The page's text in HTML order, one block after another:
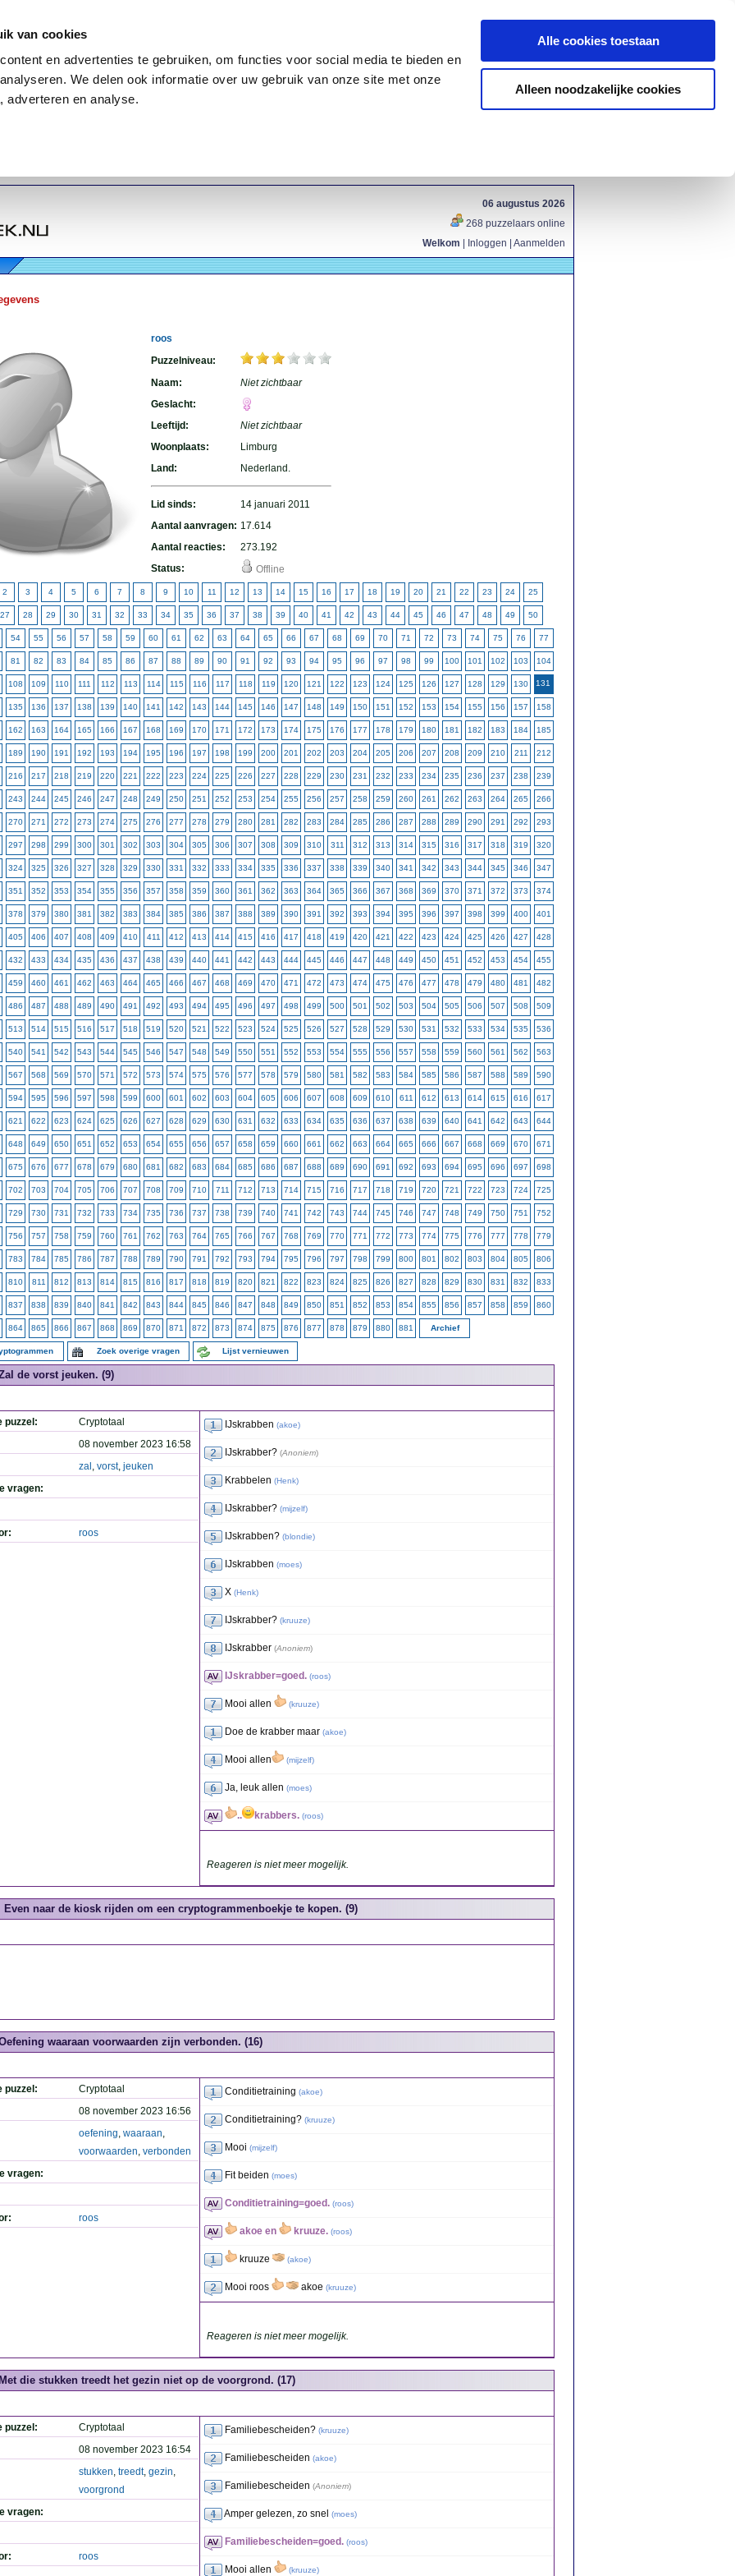
van cookies
en advertenties te gebruiken, om functies voor social media te bieden en
We delen ook informatie over uw gebruik van onze site met onze
adverteren en analyse.
Alle cookies toestaan
Alleen noodzakelijke cookies
06 augustus 2026
268 puzzelaars online
Welkom
Inloggen Aanmelden
roos
Puzzelniveau:
Naam:
Niet zichtbaar
Geslacht:
Leeftijd:
Niet zichtbaar
Woonplaats:
Limburg
Land:
Nederland.
Lid sinds:
14 januari 2011
Aantal aanvragen: 17.614
Aantal reacties:
273.192
Status:
Offline
2 3 4 5 6 7 8 9 10 11 12 13 14 15 16 17 18 19 20 21 22 23 24 25
27 28 29 30 31 32 33 34 35 36 37 38 39 40 41 42 43 44 45 46 47 48 49 50
54 55 56 57 58 59 60 61 62 63 64 65 66 67 68 69 70 71 72 73 74 75 76 77
81 82 83 84 85 86 87 88 89 90 91 92 93 94 95 96 97 98 99 100 101 102 103 104
108 109 110 111 112 113 114 115 116 117 118 119 120 121 122 123 124 125 126 127 128 129 130 131
135 136 137 138 139 140 141 142 143 144 145 146 147 148 149 150 151 152 153 154 155 156 157 158
162 163 164 165 166 167 168 169 170 171 172 173 174 175 176 177 178 179 180 181 182 183 184 185
189 190 191 192 193 194 195 196 197 198 199 200 201 202 203 204 205 206 207 208 209 210 211 212
216 217 218 219 220 221 222 223 224 225 226 227 228 229 230 231 232 233 234 235 236 237 238 239
243 244 245 246 247 248 249 250 251 252 253 254 255 256 257 258 259 260 261 262 263 264 265 266
270 271 272 273 274 275 276 277 278 279 280 281 282 283 284 285 286 287 288 289 290 291 292 293
297 298 299 300 301 302 303 304 305 306 307 308 309 310 311 312 313 314 315 316 317 318 319 320
324 325 326 327 328 329 330 331 332 333 334 335 336 337 338 339 340 341 342 343 344 345 346 347
351 352 353 354 355 356 357 358 359 360 361 362 363 364 365 366 367 368 369 370 371 372 373 374
378 379 380 381 382 383 384 385 386 387 388 389 390 391 392 393 394 395 396 397 398 399 400 401
405 406 407 408 409 410 411 412 413 414 415 416 417 418 419 420 421 422 423 424 425 426 427 428
432 433 434 435 436 437 438 439 440 441 442 443 444 445 446 447 448 449 450 451 452 453 454 455
459 460 461 462 463 464 465 466 467 468 469 470 471 472 473 474 475 476 477 478 479 480 481 482
486 487 488 489 490 491 492 493 494 495 496 497 498 499 500 501 502 503 504 505 506 507 508 509
513 514 515 516 517 518 519 520 521 522 523 524 525 526 527 528 529 530 531 532 533 534 535 536
540 541 542 543 544 545 546 547 548 549 550 551 552 553 554 555 556 557 558 559 560 561 562 563
567 568 569 570 571 572 573 574 575 576 577 578 579 580 581 582 583 584 585 586 587 588 589 590
594 595 596 597 598 599 600 601 602 603 604 605 606 607 608 609 610 611 612 613 614 615 616 617
621 622 623 624 625 626 627 628 629 630 631 632 633 634 635 636 637 638 639 640 641 642 643 644
648 649 650 651 652 653 654 655 656 657 658 659 660 661 662 663 664 665 666 667 668 669 670 671
675 676 677 678 679 680 681 682 683 684 685 686 687 688 689 690 691 692 693 694 695 696 697 698
702 703 704 705 706 707 708 709 710 711 712 713 714 715 716 717 718 719 720 721 722 723 724 725
729 730 731 732 733 734 735 736 737 738 739 740 741 742 743 744 745 746 747 748 749 750 751 752
756 757 758 759 760 761 762 763 764 765 766 767 768 769 770 771 772 773 774 775 776 777 778 779
783 784 785 786 787 788 789 790 791 792 793 794 795 796 797 798 799 800 801 802 803 804 805 806
810 811 812 813 814 815 816 817 818 819 820 821 822 823 824 825 826 827 828 829 830 831 832 833
837 838 839 840 841 842 843 844 845 846 847 848 849 850 851 852 853 854 855 856 857 858 859 860
864 865 866 867 868 869 870 871 872 873 874 875 876 877 878 879 880 881 Archief
Zoek overige vragen Lijst vernieuwen
de vorst jeuken. (9)
puzzel:
Cryptotaal
08 november 2023 16:58
zal , vorst, jeuken
vragen:
roos
IJskrabben (akoe)
IJskrabber? (Anoniem)
Krabbelen (Henk)
IJskrabber? (mijzelf)
IJskrabben? (blondie)
IJskrabben (moes)
X (Henk)
IJskrabber? (kruuze)
IJskrabber (Anoniem)
IJskrabber=goed. (roos)
Mooi allen (kruuze)
Doe de krabber maar (akoe)
Mooi allen (mijzelf)
Ja, leuk allen (moes)
.. krabbers. (roos)
Reageren is niet meer mogelijk.
Even naar de kiosk rijden om een cryptogrammenboekje te kopen. (9)
waaraan voorwaarden zijn verbonden. (16)
puzzel:
Cryptotaal
08 november 2023 16:56
oefening, waaraan,
voorwaarden, verbonden
vragen:
roos
Conditietraining (akoe)
Conditietraining? (kruuze)
Mooi (mijzelf)
Fit beiden (moes)
Conditietraining=goed. (roos)
akoe en kruuze. (roos)
kruuze (akoe)
Mooi roos akoe (kruuze)
Reageren is niet meer mogelijk.
die stukken treedt het gezin niet op de voorgrond. (17)
puzzel:
Cryptotaal
08 november 2023 16:54
stukken, treedt, gezin,
voorgrond
vragen:
roos
Familiebescheiden? (kruuze)
Familiebescheiden (akoe)
Familiebescheiden (Anoniem)
Amper gelezen, zo snel (moes)
Familiebescheiden=goed. (roos)
Mooi allen (kruuze)